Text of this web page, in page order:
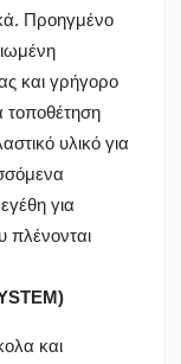
Προηγμένο
και γρήγορο
τοποθέτηση
υλικό για
για
και